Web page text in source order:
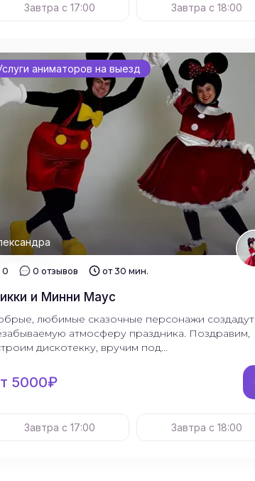
Завтра с 17:00 Завтра с 18:00
аниматоров на выезд
0 0 отзывов от 30 мин.
и Минни Маус
любимые сказочные персонажи создадут
атмосферу праздника. Поздравим,
дискотекку, вручим под...
5000₽
Завтра с 17:00 Завтра с 18:00